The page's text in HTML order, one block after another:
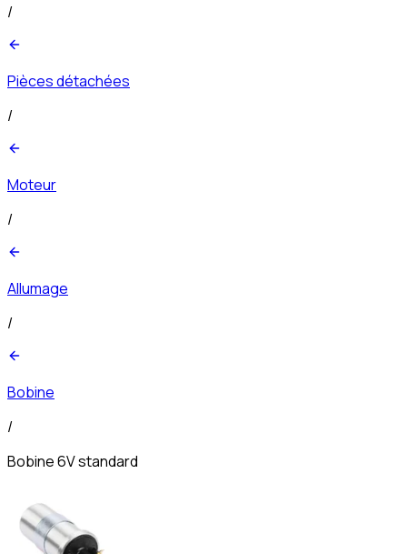
/
Pièces détachées
/
Moteur
/
Allumage
/
Bobine
/
Bobine 6V standard